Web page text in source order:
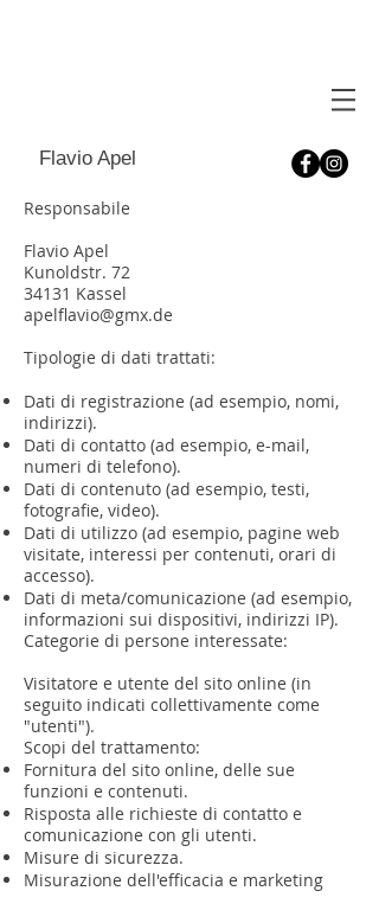
Flavio Apel
Responsabile
Flavio Apel
Kunoldstr. 72
34131 Kassel
apelflavio@gmx.de
Tipologie di dati trattati:
Dati di registrazione (ad esempio, nomi,
indirizzi).
Dati di contatto (ad esempio, e-mail,
numeri di telefono).
Dati di contenuto (ad esempio, testi,
fotografie, video).
Dati di utilizzo (ad esempio, pagine web
visitate, interessi per contenuti, orari di
accesso).
Dati di meta/comunicazione (ad esempio,
informazioni sui dispositivi, indirizzi IP).
Categorie di persone interessate:
Visitatore e utente del sito online (in
seguito indicati collettivamente come
"utenti").
Scopi del trattamento:
Fornitura del sito online, delle sue
funzioni e contenuti.
Risposta alle richieste di contatto e
comunicazione con gli utenti.
Misure di sicurezza.
Misurazione dell'efficacia e marketing